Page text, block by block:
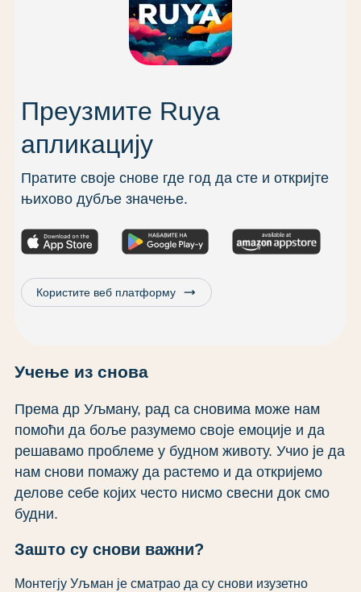
Преузмите Ruya
апликацију
Пратите своје снове где год да сте и откријте
њихово дубље значење.
Користите веб платформу trending_flat
Учење из снова
Према др Уљману, рад са сновима може нам
помоћи да боље разумемо своје емоције и да
решавамо проблеме у будном животу. Учио је да
нам снови помажу да растемо и да откријемо
делове себе којих често нисмо свесни док смо
будни.
Зашто су снови важни?
Монтегју Уљман је сматрао да су снови изузетно